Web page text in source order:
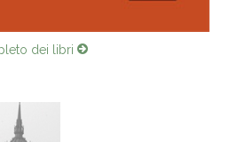
dei libri